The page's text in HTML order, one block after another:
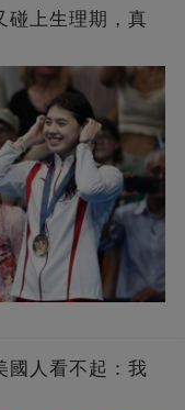
碰上生理期，真
國人看不起：我